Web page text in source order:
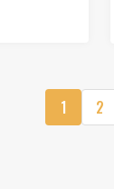
1 2